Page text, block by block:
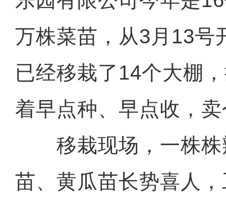
万株菜苗，从3月13号
已经移栽了14个大棚
着早点种、早点收，
移栽现场，一株株
苗、黄瓜苗长势喜人